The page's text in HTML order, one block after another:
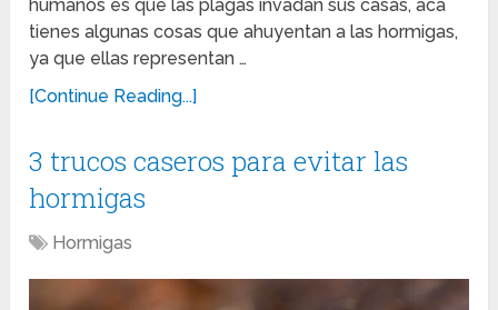
humanos es que las plagas invadan sus casas, acá
tienes algunas cosas que ahuyentan a las hormigas,
ya que ellas representan …
[Continue Reading...]
3 trucos caseros para evitar las
hormigas
Hormigas